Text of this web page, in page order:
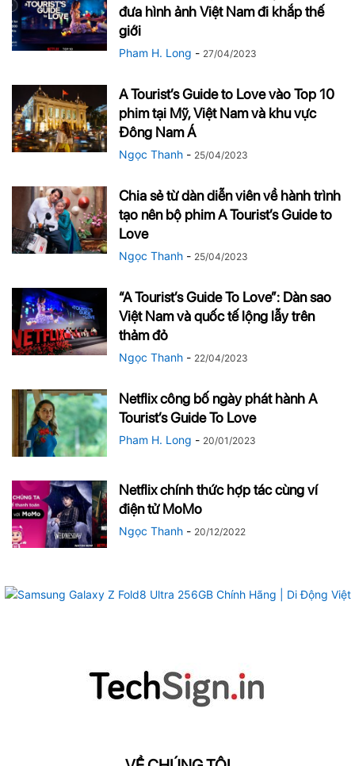
đưa hình ảnh Việt Nam đi khắp thế
giới
Pham H. Long - 27/04/2023
A Tourist’s Guide to Love vào Top 10
phim tại Mỹ, Việt Nam và khu vực
Đông Nam Á
Ngọc Thanh - 25/04/2023
Chia sẻ từ dàn diễn viên về hành trình
tạo nên bộ phim A Tourist’s Guide to
Love
Ngọc Thanh - 25/04/2023
“A Tourist’s Guide To Love”: Dàn sao
Việt Nam và quốc tế lộng lẫy trên
thảm đỏ
Ngọc Thanh - 22/04/2023
Netflix công bố ngày phát hành A
Tourist’s Guide To Love
Pham H. Long - 20/01/2023
Netflix chính thức hợp tác cùng ví
điện tử MoMo
Ngọc Thanh - 20/12/2022